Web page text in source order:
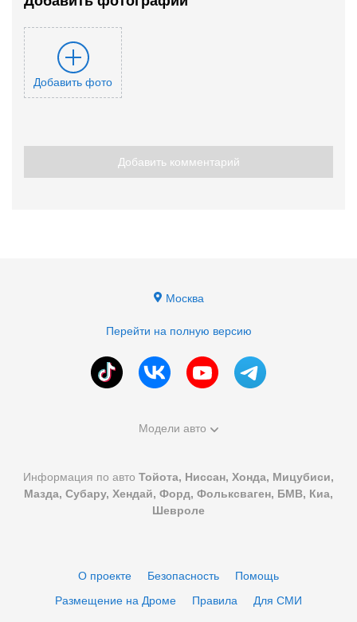
Добавить фото
Добавить комментарий
Москва
Перейти на полную версию
Модели авто
Информация по авто Тойота, Ниссан, Хонда, Мицубиси,
Мазда, Субару, Хендай, Форд, Фольксваген, БМВ, Киа,
Шевроле
О проекте Безопасность
Помощь
Размещение на Дроме
Правила Для СМИ